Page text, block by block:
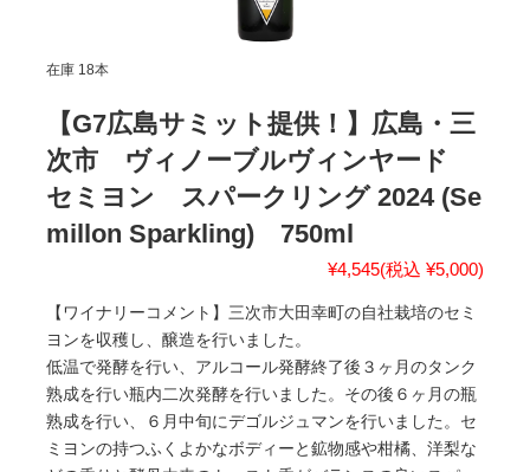
在庫 18本
【G7広島サミット提供！】広島・三
次市 ヴィノーブルヴィンヤード
セミヨン スパークリング 2024 (Se
millon Sparkling) 750ml
¥4,545(税込 ¥5,000)
【ワイナリーコメント】三次市大田幸町の自社栽培のセミ
ヨンを収穫し、醸造を行いました。
低温で発酵を行い、アルコール発酵終了後３ヶ月のタンク
熟成を行い瓶内二次発酵を行いました。その後６ヶ月の瓶
熟成を行い、６月中旬にデゴルジュマンを行いました。セ
ミヨンの持つふくよかなボディーと鉱物感や柑橘、洋梨な